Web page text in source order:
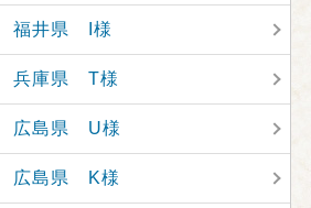
福井県 I様
兵庫県 T様
広島県 U様
広島県 K様